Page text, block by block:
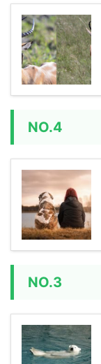
NO.4
NO.3